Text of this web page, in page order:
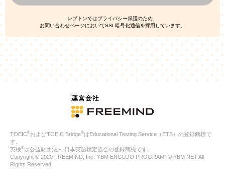
た、これ以外の目的で個人情報を利用することはありません。
人情報を、本人が特定されないデータに不可逆変換した上で第三
者広告配信事業者においてマッチングを行い、その結果に基づい
て広告を配信することがあります。第三者広告配信事業者が、こ
れらの情報を広告配信以外の目的で利用することはありません。
4.
個人情報の第三者への提供
当社は、次の場合を除き、ご本人の同意なしに個人情報を第三者
に提供することはありません。
ご本人の同意がある場合
法令に基づく場合
人の生命、身体または財産の保護のために必要がある場合であ
公衆衛生の向上または児童の健全な育成の推進のために特に必
合
特定した利用目的の達成に必要な範囲内において、個人情報の
レプトンではプライバシー保護のため、
お問い合わせページにおいてSSL暗号化通信を採用しています。
TOEIC®およびTOEIC Bridge®はEducational Testing Service（ETS）の登録商標で
す。
英検®は公益財団法人 日本英語検定協会の登録商標です。
Copyright © 2020 FREEMIND, Inc.“YBM ENGLOO PROGRAM” © YBM NET All
Rights Reserved.